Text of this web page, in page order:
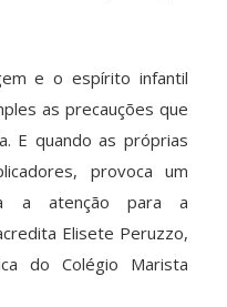
e o espírito infantil
as precauções que
E quando as próprias
provoca um
a atenção para a
Elisete Peruzzo,
do Colégio Marista